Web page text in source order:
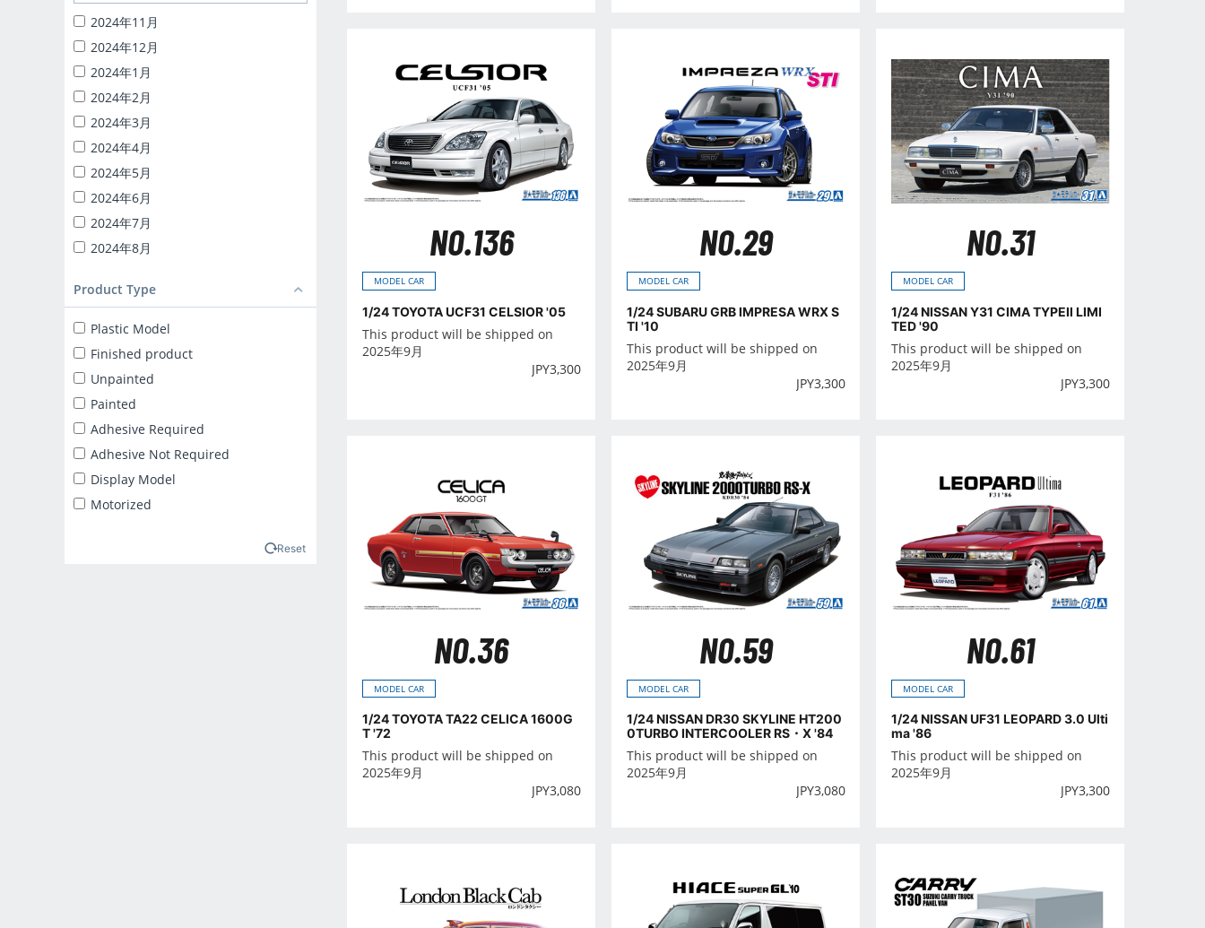
1/32 RC TRUCK-YAROU
1/24 INITIAL-D
BACK TO THE FUTURE
KNIGHT RIDER
1/24 DETAIL UP PARTS
BLIND BOX TOY
Capsule toy
MINICAR 1/18
MINICAR 1/43
2024年11月
2024年12月
2024年1月
2024年2月
2024年3月
2024年4月
2024年5月
2024年6月
2024年7月
2024年8月
2025年10月
2025年11月
2025年12月
2025年1月
2025年2月
2025年3月
2025年4月
2025年5月
2025年6月
Product Type
Plastic Model
Finished product
Unpainted
Painted
Adhesive Required
Adhesive Not Required
Display Model
Motorized
Reset
NO.136
MODEL CAR
1/24 TOYOTA UCF31 CELSIOR '05
This product will be shipped on
2025年9月
JPY3,300
NO.29
MODEL CAR
1/24 SUBARU GRB IMPRESA WRX S
TI '10
This product will be shipped on
2025年9月
JPY3,300
NO.31
MODEL CAR
1/24 NISSAN Y31 CIMA TYPEⅡ LIMI
TED '90
This product will be shipped on
2025年9月
JPY3,300
NO.36
MODEL CAR
1/24 TOYOTA TA22 CELICA 1600G
T '72
This product will be shipped on
2025年9月
JPY3,080
NO.59
MODEL CAR
1/24 NISSAN DR30 SKYLINE HT200
0TURBO INTERCOOLER RS・X '84
This product will be shipped on
2025年9月
JPY3,080
NO.61
MODEL CAR
1/24 NISSAN UF31 LEOPARD 3.0 Ulti
ma '86
This product will be shipped on
2025年9月
JPY3,300